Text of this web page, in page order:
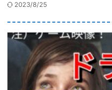
2023/8/25